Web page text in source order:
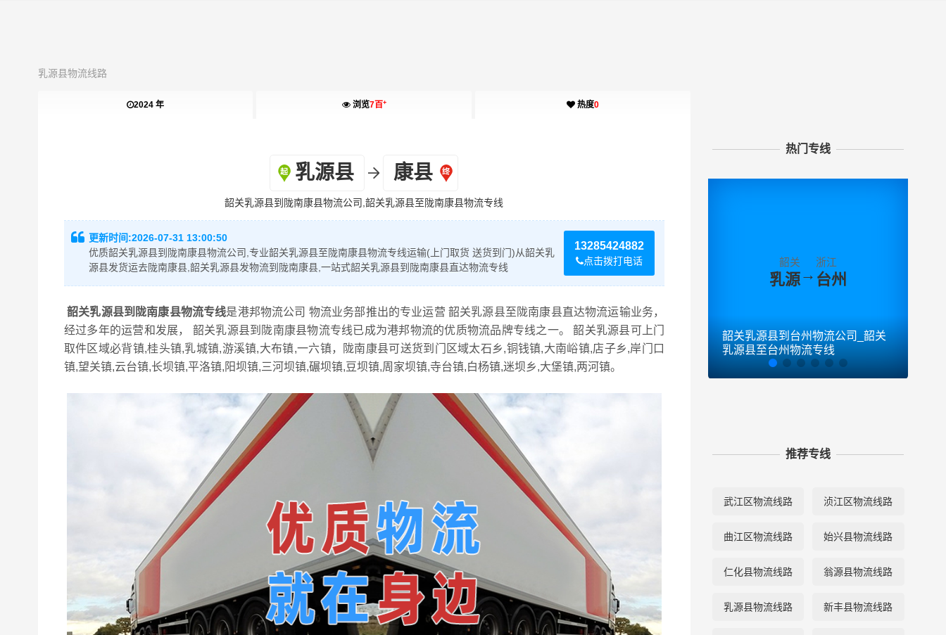
乳源县物流线路
2024 年 浏览7百+ 热度0
乳源县 康县
韶关乳源县到陇南康县物流公司,韶关乳源县至陇南康县物流专线
13285424882
点击拨打电话
更新时间:2026-07-31 13:00:50
优质韶关乳源县到陇南康县物流公司,专业韶关乳源县至陇南康县物流专线运输(上门取货 送货到门)从韶关乳
源县发货运去陇南康县,韶关乳源县发物流到陇南康县,一站式韶关乳源县到陇南康县直达物流专线
韶关乳源县到陇南康县物流专线是港邦物流公司 物流业务部推出的专业运营 韶关乳源县至陇南康县直达物流运输业务，
经过多年的运营和发展， 韶关乳源县到陇南康县物流专线已成为港邦物流的优质物流品牌专线之一。 韶关乳源县可上门
取件区域必背镇,桂头镇,乳城镇,游溪镇,大布镇,一六镇，陇南康县可送货到门区域太石乡,铜钱镇,大南峪镇,店子乡,岸门口
镇,望关镇,云台镇,长坝镇,平洛镇,阳坝镇,三河坝镇,碾坝镇,豆坝镇,周家坝镇,寺台镇,白杨镇,迷坝乡,大堡镇,两河镇。
热门专线
韶关
乳源→
浙江
台州
韶关乳源县到台州物流公司_韶关
乳源县至台州物流专线
推荐专线
武江区物流线路 浈江区物流线路
曲江区物流线路 始兴县物流线路
仁化县物流线路 翁源县物流线路
乳源县物流线路 新丰县物流线路